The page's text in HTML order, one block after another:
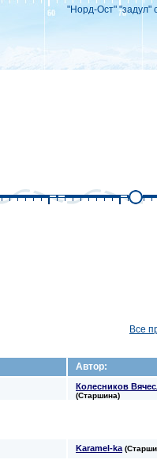
"Норд-Ост" "задул"
Все
Автор:
Колесников
(Старшина)
Karamel-ka